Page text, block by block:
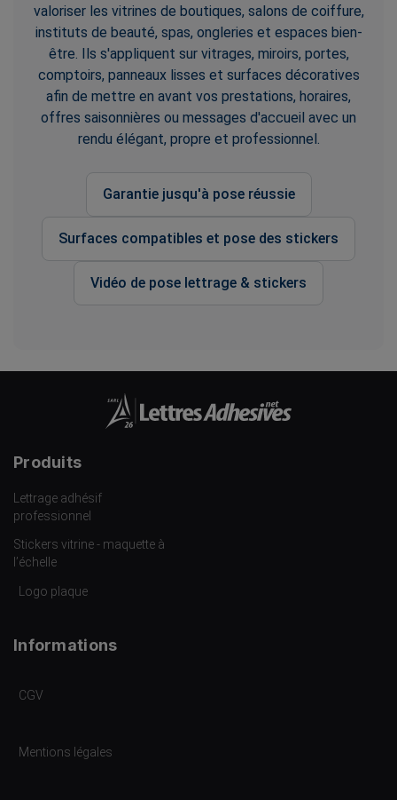
valoriser les vitrines de boutiques, salons de coiffure,
instituts de beauté, spas, ongleries et espaces bien-
être. Ils s'appliquent sur vitrages, miroirs, portes,
comptoirs, panneaux lisses et surfaces décoratives
afin de mettre en avant vos prestations, horaires,
offres saisonnières ou messages d'accueil avec un
rendu élégant, propre et professionnel.
Garantie jusqu'à pose réussie
Surfaces compatibles et pose des stickers
Vidéo de pose lettrage & stickers
Produits
Lettrage adhésif
professionnel
Stickers vitrine - maquette à
l’échelle
Logo plaque
Informations
CGV
Mentions légales